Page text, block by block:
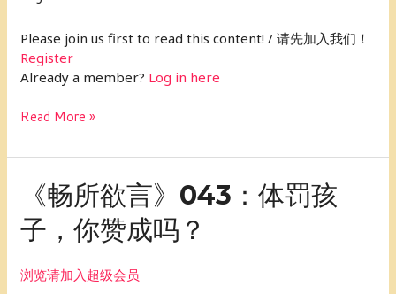
Please join us first to read this content! / 请先加入我们！
Register
Already a member? Log in here
事
Read More »
《畅所欲言》043：体罚孩
子，你赞成吗？
浏览请加入超级会员
《畅
欲
言》
043：
体